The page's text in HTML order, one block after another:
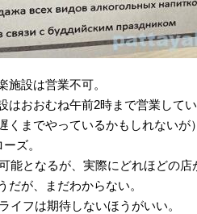
施設は営業不可。
はおおむね午前2時まで営業して
くまでやっているかもしれないが
ズ。
能となるが、実際にどれほどの
だが、まだわからない。
イフは期待しないほうがいい。